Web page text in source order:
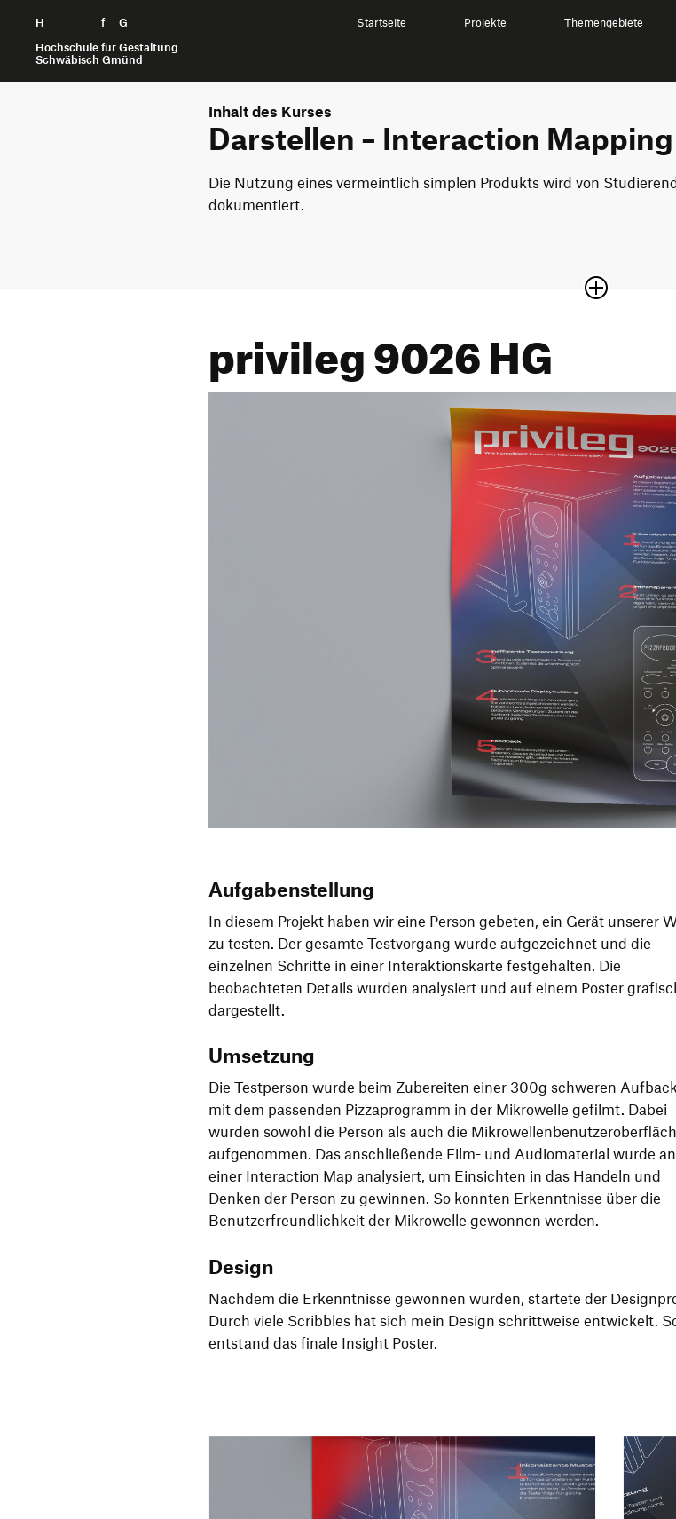
H f
G
Hochschule für Gestaltung
Schwäbisch Gmünd
Zum Seiteninhalt springen Startseite Projekte Themengebiete
Inhalt des Kurses
Darstellen – Interaction Mapping
Die Nutzung eines vermeintlich simplen Produkts wird von
dokumentiert.
privileg 9026 HG
Aufgabenstellung
In diesem Projekt haben wir eine Person gebeten, ein Gerät unserer
zu testen. Der gesamte Testvorgang wurde aufgezeichnet und die
einzelnen Schritte in einer Interaktionskarte festgehalten. Die
beobachteten Details wurden analysiert und auf einem Poster
dargestellt.
Umsetzung
Die Testperson wurde beim Zubereiten einer 300g schweren
mit dem passenden Pizzaprogramm in der Mikrowelle gefilmt. Dabei
wurden sowohl die Person als auch die
aufgenommen. Das anschließende Film- und Audiomaterial wurde
einer Interaction Map analysiert, um Einsichten in das Handeln und
Denken der Person zu gewinnen. So konnten Erkenntnisse über die
Benutzerfreundlichkeit der Mikrowelle gewonnen werden.
Design
Nachdem die Erkenntnisse gewonnen wurden, startete der
Durch viele Scribbles hat sich mein Design schrittweise entwickelt.
entstand das finale Insight Poster.